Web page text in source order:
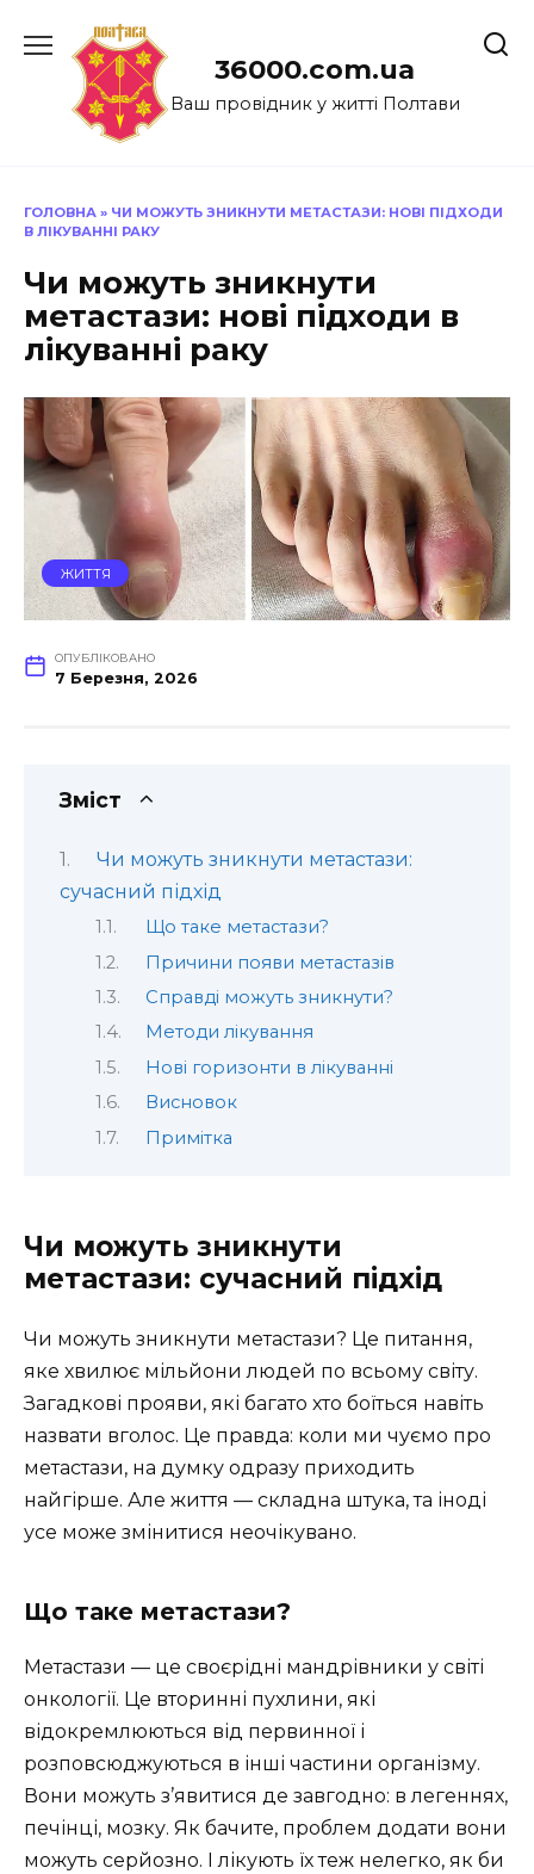
до
36000.com.ua
Ваш провідник у житті Полтави
ГОЛОВНА » ЧИ МОЖУТЬ ЗНИКНУТИ МЕТАСТАЗИ: НОВІ ПІДХОДИ
В ЛІКУВАННІ РАКУ
Чи можуть зникнути
метастази: нові підходи в
лікуванні раку
ЖИТТЯ
ОПУБЛІКОВАНО
7 Березня, 2026
Зміст
Чи можуть зникнути метастази:
сучасний підхід
Що таке метастази?
Причини появи метастазів
Справді можуть зникнути?
Методи лікування
Нові горизонти в лікуванні
Висновок
Примітка
Чи можуть зникнути
метастази: сучасний підхід
Чи можуть зникнути метастази? Це питання,
яке хвилює мільйони людей по всьому світу.
Загадкові прояви, які багато хто боїться навіть
назвати вголос. Це правда: коли ми чуємо про
метастази, на думку одразу приходить
найгірше. Але життя — складна штука, та іноді
усе може змінитися неочікувано.
Що таке метастази?
Метастази — це своєрідні мандрівники у світі
онкології. Це вторинні пухлини, які
відокремлюються від первинної і
розповсюджуються в інші частини організму.
Вони можуть з’явитися де завгодно: в легеннях,
печінці, мозку. Як бачите, проблем додати вони
можуть серйозно. І лікують їх теж нелегко, як би